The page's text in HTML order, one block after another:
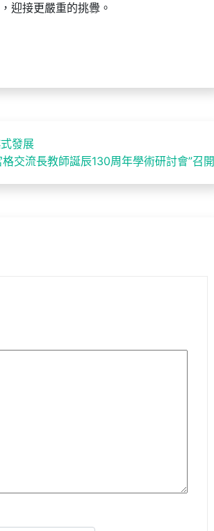
迎接更嚴重的挑釁。
發展
交流長教師誕辰130周年學術研討會”召開